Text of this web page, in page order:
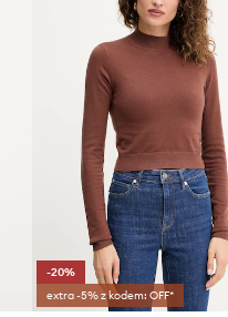
-20%
extra -5% z kodem: OFF*